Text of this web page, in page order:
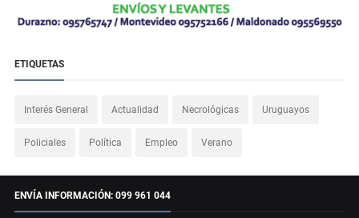
ETIQUETAS
Interés General Actualidad Necrológicas Uruguayos
Policiales Política Empleo Verano
ENVÍA INFORMACIÓN: 099 961 044